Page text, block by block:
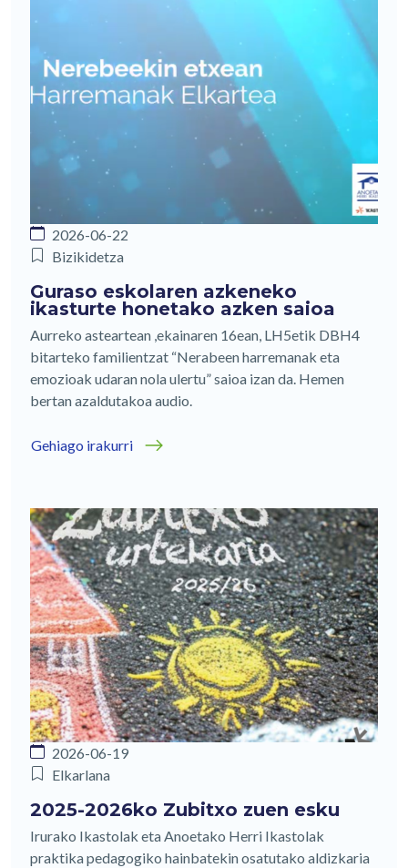
2026-06-22
Bizikidetza
Guraso eskolaren azkeneko
ikasturte honetako azken saioa
Aurreko asteartean ,ekainaren 16ean, LH5etik DBH4
bitarteko familientzat “Nerabeen harremanak eta
emozioak udaran nola ulertu” saioa izan da. Hemen
bertan azaldutakoa audio.
Gehiago irakurri
2026-06-19
Elkarlana
2025-2026ko Zubitxo zuen esku
Irurako Ikastolak eta Anoetako Herri Ikastolak
praktika pedagogiko hainbatekin osatutako aldizkaria